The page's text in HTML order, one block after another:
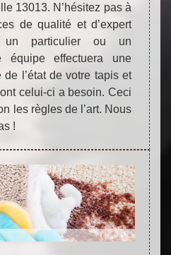
13013. N’hésitez pas à
de qualité et d’expert
particulier ou un
équipe effectuera une
l’état de votre tapis et
celui-ci a besoin. Ceci
les règles de l’art. Nous
!